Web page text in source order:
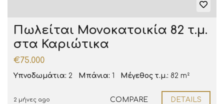
Πωλείται Μονοκατοικία 82 τ.μ.
στα Καριώτικα
€75.000
Υπνοδωμάτια: 2 Μπάνια: 1 Μέγεθος τ.μ.: 82 m²
2 μήνες ago COMPARE DETAILS